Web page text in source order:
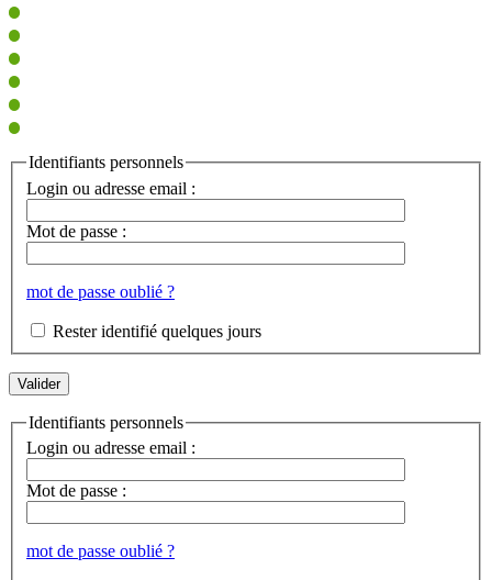
Identifiants personnels
Login ou adresse email :
Mot de passe :
mot de passe oublié ?
Rester identifié quelques jours
Identifiants personnels
Login ou adresse email :
Mot de passe :
mot de passe oublié ?